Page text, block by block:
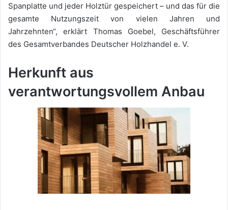
Spanplatte und jeder Holztür gespeichert – und das für die
gesamte Nutzungszeit von vielen Jahren und
Jahrzehnten“, erklärt Thomas Goebel, Geschäftsführer
des Gesamtverbandes Deutscher Holzhandel e. V.
Herkunft aus
verantwortungsvollem Anbau